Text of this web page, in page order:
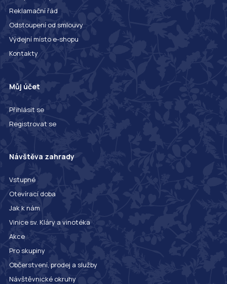
Reklamační řád
Odstoupení od smlouvy
Výdejní místo e-shopu
Kontakty
Můj účet
Přihlásit se
Registrovat se
Návštěva zahrady
Vstupné
Otevírací doba
Jak k nám
Vinice sv. Kláry a vinotéka
Akce
Pro skupiny
Občerstvení, prodej a služby
Návštěvnické okruhy